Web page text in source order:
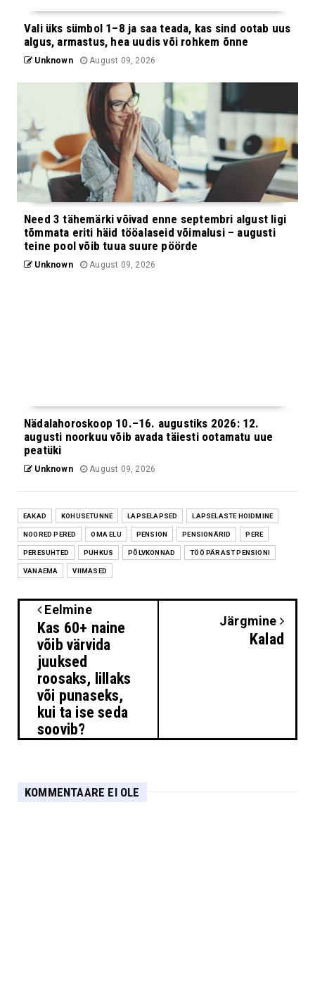
Vali üks sümbol 1–8 ja saa teada, kas sind ootab uus
algus, armastus, hea uudis või rohkem õnne
Unknown August 09, 2026
Need 3 tähemärki võivad enne septembri algust ligi
tõmmata eriti häid tööalaseid võimalusi – augusti
teine pool võib tuua suure pöörde
Unknown August 09, 2026
Nädalahoroskoop 10.–16. augustiks 2026: 12.
augusti noorkuu võib avada täiesti ootamatu uue
peatüki
Unknown August 09, 2026
EAKAD KOHUSETUNNE LAPSELAPSED LAPSELASTE HOIDMINE
NOORED PERED OMA ELU PENSION PENSIONÄRID PERE
PERESUHTED PUHKUS PÕLVKONNAD TÖÖ PÄRAST PENSIONI
VANAEMA VIIMASED
Eelmine
Kas 60+ naine
võib värvida
juuksed
roosaks, lillaks
või punaseks,
kui ta ise seda
soovib?
Järgmine
Kalad
KOMMENTAARE EI OLE